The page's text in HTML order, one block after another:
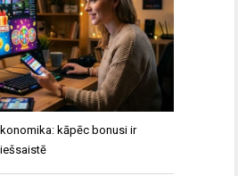
kāpēc bonusi ir